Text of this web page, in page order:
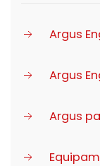
Argus
Argus
Argus